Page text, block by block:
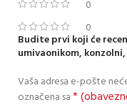
0
0
Budite prvi koji će
umivaonikom, konzolni,
Vaša adresa e-pošte
označena sa*